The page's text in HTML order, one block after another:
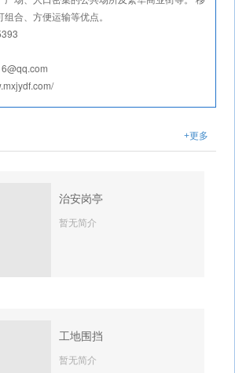
合、方便运输等优点。
+更多
治安岗亭
暂无简介
工地围挡
暂无简介